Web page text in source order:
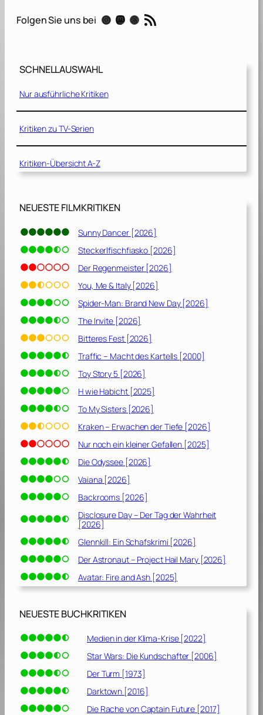
r
h
s
[
2
2
]
Folgen Sie uns bei Instagram Mastodon Threads RSS-Feed
SCHNELLAUSWAHL
Nur ausführliche Kritiken
Kritiken zu TV-Serien
Kritiken-Übersicht A-Z
NEUESTE FILMKRITIKEN
Sunny Dancer [2026]
Steckerlfischfiasko [2026]
Der Regenmeister [2026]
You, Me & Italy [2026]
Spider-Man: Brand New Day [2026]
The Invite [2026]
Bitteres Fest [2026]
Traffic – Macht des Kartells [2000]
Toy Story 5 [2026]
H wie Habicht [2025]
To My Sisters [2026]
Kraken – Erwachen der Tiefe [2026]
Nur noch ein kleiner Gefallen [2025]
Die Odyssee [2026]
Vaiana [2026]
Backrooms [2026]
Disclosure Day – Der Tag der Wahrheit
[2026]
Glennkill: Ein Schafskrimi [2026]
Der Astronaut – Project Hail Mary [2026]
Avatar: Fire and Ash [2025]
NEUESTE BUCHKRITIKEN
Medien in der Klima-Krise [2022]
Star Wars: Die Kundschafter [2006]
Der Turm [1973]
Darktown [2016]
Die Rache von Captain Future [2017]